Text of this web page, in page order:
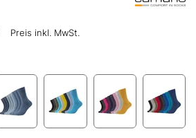
Preis inkl. MwSt.